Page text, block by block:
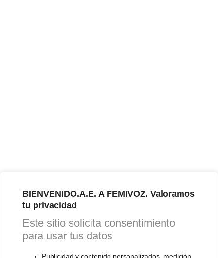
BIENVENIDO.A.E. A FEMIVOZ. Valoramos
tu privacidad
Este sitio solicita consentimiento
para usar tus datos
Publicidad y contenido personalizados, medición